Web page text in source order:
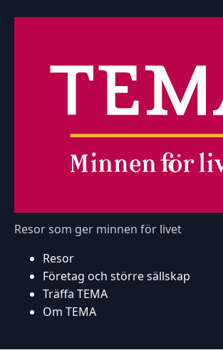
Resor som ger minnen för livet
Resor
Företag och större sällskap
Träffa TEMA
Om TEMA